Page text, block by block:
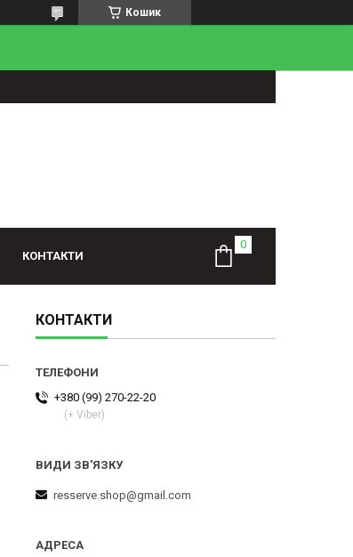
Кошик
КОНТАКТИ
КОНТАКТИ
+380 (99) 270-22-20
(+ Viber)
resserve.shop@gmail.com